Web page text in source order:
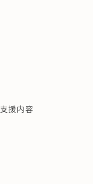
支援内容